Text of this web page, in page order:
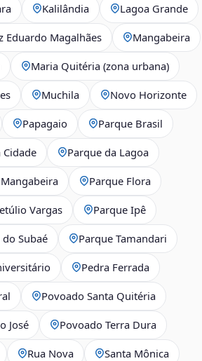
Kalilândia Lagoa Grande
Eduardo Magalhães Mangabeira
Maria Quitéria (zona urbana)
Muchila Novo Horizonte
Papagaio Parque Brasil
Cidade Parque da Lagoa
Parque Flora
Vargas Parque Ipê
Subaé Parque Tamandari
Pedra Ferrada
Povoado Santa Quitéria
José Povoado Terra Dura
Rua Nova Santa Mônica